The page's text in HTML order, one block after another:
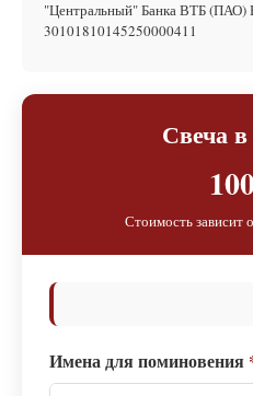
"Центральный" Банка ВТБ (ПАО)
30101810145250000411
Свеча
Стоимость зависит
Имена для поминовения